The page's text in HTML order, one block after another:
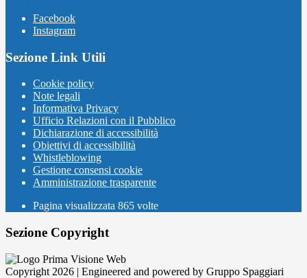
Facebook
Instagram
Sezione Link Utili
Cookie policy
Note legali
Informativa Privacy
Ufficio Relazioni con il Pubblico
Dichiarazione di accessibilità
Obiettivi di accessibilità
Whistleblowing
Gestione consensi cookie
Amministrazione trasparente
Pagina visualizzata 865 volte
Sezione Copyright
Copyright 2026 | Engineered and powered by Gruppo Spaggiari